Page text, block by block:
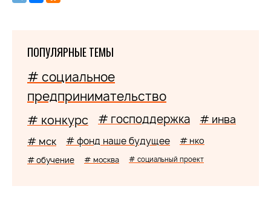
ПОПУЛЯРНЫЕ ТЕМЫ
# социальное
предпринимательство
# конкурс # господдержка # инва
# мск # фонд наше будущее # нко
# обучение # москва # социальный проект